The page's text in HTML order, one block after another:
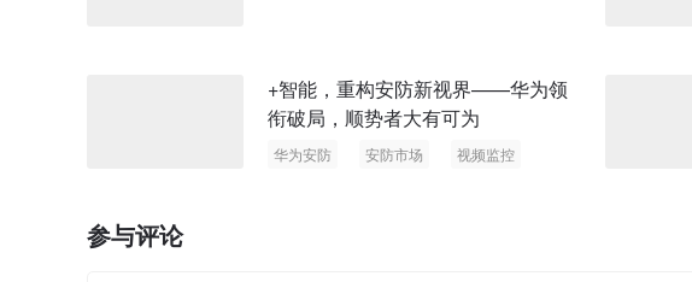
+智能，重构安防新视界——华为领
衔破局，顺势者大有可为
华为安防 安防市场 视频监控
参与评论